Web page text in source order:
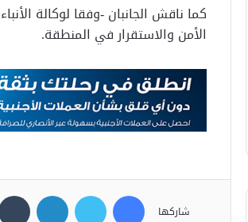
كما ناقش الجانبان -وفقا لوكالة
الأمن والاستقرار في المنطقة.
شاركها
فيسبوك تويتر لينكدإن